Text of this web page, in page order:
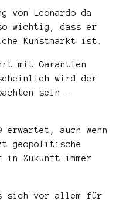
von Leonardo da
wichtig, dass er
Kunstmarkt ist.
mit Garantien
wird der
sein –
auch wenn
geopolitische
in Zukunft immer
sich vor allem für